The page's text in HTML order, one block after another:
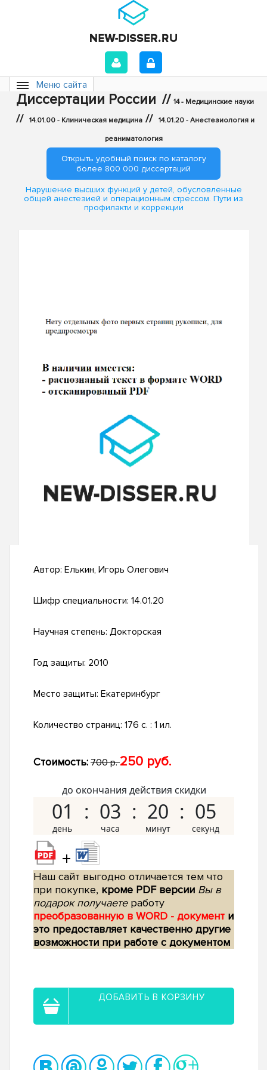
Меню сайта
Диссертации России // 14 - Медицинские науки
// 14.01.00 - Клиническая медицина // 14.01.20 - Анестезиология и
реаниматология
Открыть удобный поиск по каталогу
более 800 000 диссертаций
Нарушение высших функций у детей, обусловленные
общей анестезией и операционным стрессом. Пути из
профилакти и коррекции
Автор: Елькин, Игорь Олегович
Шифр специальности: 14.01.20
Научная степень: Докторская
Год защиты: 2010
Место защиты: Екатеринбург
Количество страниц: 176 с. : 1 ил.
Стоимость: 700 р.250 руб.
до окончания действия скидки
01 03 20 04
+
Наш сайт выгодно отличается тем что
при покупке, кроме PDF версии Вы в
подарок получаетеработу
преобразованную в WORD - документ и
это предоставляет качественно другие
возможности при работе с документом
ДОБАВИТЬ В КОРЗИНУ